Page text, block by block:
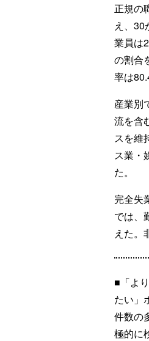
正規の
え、
業員は
の割合
率は
産業別
流を含
スを維
ス業・
た。
完全失
では、
えた。
■「よ
たい」
件数の
極的に